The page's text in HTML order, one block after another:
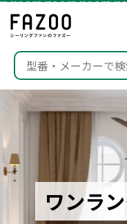
ワンラ